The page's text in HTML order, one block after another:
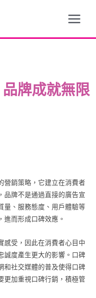
牌成就無限
營銷策略，它建立在消費者
品牌不是通過直接的廣告宣
量、服務態度、用戶體驗等
進而形成口碑效應。
感受，因此在消費者心目中
誠度產生更大的影響。口碑
和社交媒體的普及使得口碑
更加重視口碑行銷，積極管